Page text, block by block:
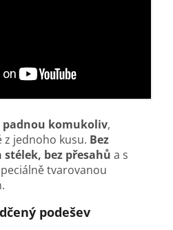
padnou komukoliv,
jednoho kusu. Bez
bez přesahů a s
tvarovanou
podešev